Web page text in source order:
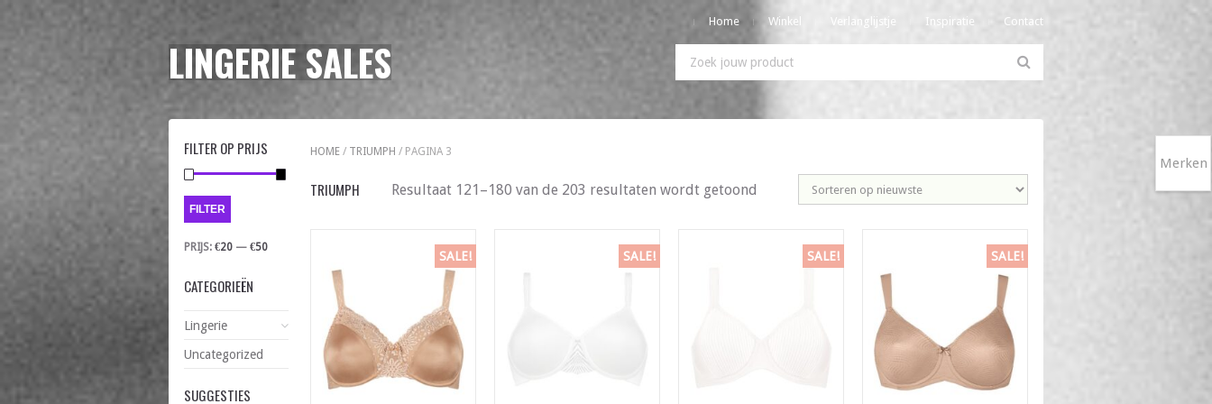
Home Winkel Verlanglijstje Inspiratie Contact
LINGERIE SALES
HOME/ TRIUMPH / PAGINA 3
TRIUMPH Resultaat 121–180 van de 203 resultaten wordt getoond
SALE! SALE! SALE! SALE!
FILTER OP PRIJS
FILTER
PRIJS:€20 —€50
CATEGORIEËN
Lingerie
Uncategorized
SUGGESTIES
Merken